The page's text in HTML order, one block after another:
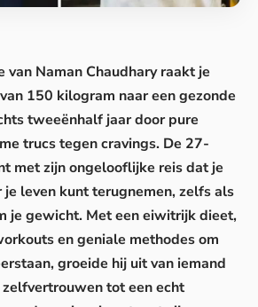
van Naman Chaudhary raakt je
150 kilogram naar een gezonde
tweeënhalf jaar door pure
trucs tegen cravings. De 27-
met zijn ongelooflijke reis dat je
leven kunt terugnemen, zelfs als
je gewicht. Met een eiwitrijk dieet,
en geniale methodes om
groeide hij uit van iemand
tot een echt